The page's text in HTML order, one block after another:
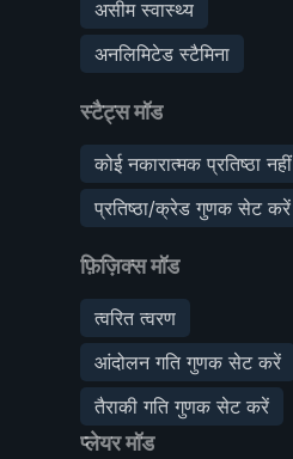
असीम स्वास्थ्य
अनलिमिटेड स्टैमिना
स्टैट्स मॉड
कोई नकारात्मक प्रतिष्ठा नहीं
प्रतिष्ठा/क्रेड गुणक सेट करें
फ़िज़िक्स मॉड
त्वरित त्वरण
आंदोलन गति गुणक सेट करें
तैराकी गति गुणक सेट करें
प्लेयर मॉड